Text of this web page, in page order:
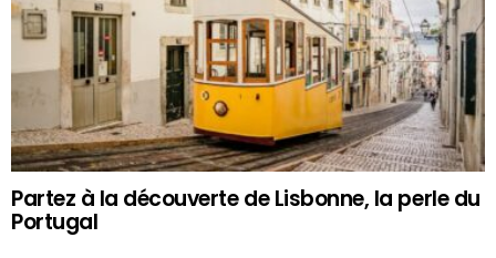
Partez à la découverte de Lisbonne, la perle du
Portugal